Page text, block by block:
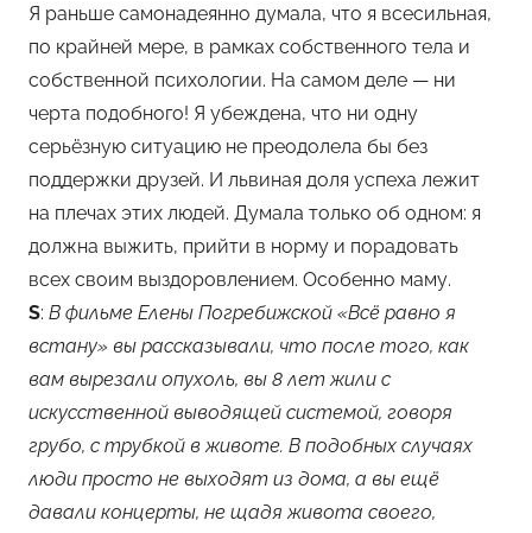
Я раньше самонадеянно думала, что я всесильная,
по крайней мере, в рамках собственного тела и
собственной психологии. На самом деле — ни
черта подобного! Я убеждена, что ни одну
серьёзную ситуацию не преодолела бы без
поддержки друзей. И львиная доля успеха лежит
на плечах этих людей. Думала только об одном: я
должна выжить, прийти в норму и порадовать
всех своим выздоровлением. Особенно маму.
S: В фильме Елены Погребижской «Всё равно я
встану» вы рассказывали, что после того, как
вам вырезали опухоль, вы 8 лет жили с
искусственной выводящей системой, говоря
грубо, с трубкой в животе. В подобных случаях
люди просто не выходят из дома, а вы ещё
давали концерты, не щадя живота своего,